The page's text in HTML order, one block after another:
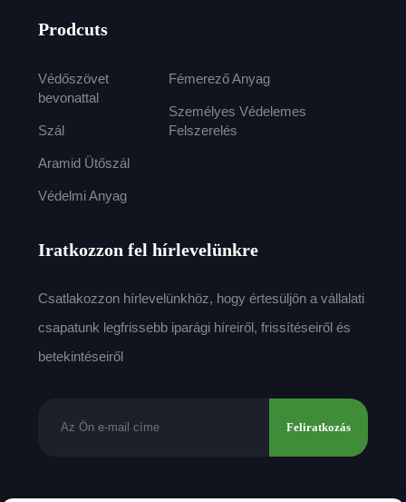
Prodcuts
Védőszövet
bevonattal
Szál
Aramid Ütőszál
Védelmi Anyag
Fémerező Anyag
Személyes Védelemes
Felszerelés
Iratkozzon fel hírlevelünkre
Csatlakozzon hírlevelünkhöz, hogy értesüljön a vállalati
csapatunk legfrissebb iparági híreiről, frissítéseiről és
betekintéseiről
Feliratkozás